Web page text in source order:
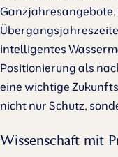
intelligentes
Positionierung als
eine wichtige
nicht nur Schutz,
Wissenschaft mit